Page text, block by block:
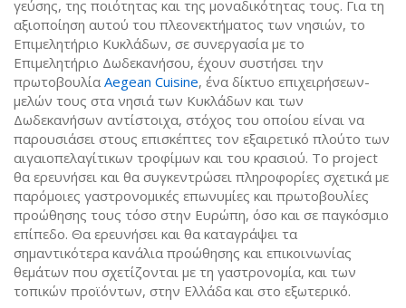
γεύσης, της ποιότητας και της μοναδικότητας τους. Για τη
αξιοποίηση αυτού του πλεονεκτήματος των νησιών, το
Επιμελητήριο Κυκλάδων, σε συνεργασία με το
Επιμελητήριο Δωδεκανήσου, έχουν συστήσει την
πρωτοβουλία Aegean Cuisine, ένα δίκτυο επιχειρήσεων-
μελών τους στα νησιά των Κυκλάδων και των
Δωδεκανήσων αντίστοιχα, στόχος του οποίου είναι να
παρουσιάσει στους επισκέπτες τον εξαιρετικό πλούτο των
αιγαιοπελαγίτικων τροφίμων και του κρασιού. Το project
θα ερευνήσει και θα συγκεντρώσει πληροφορίες σχετικά με
παρόμοιες γαστρονομικές επωνυμίες και πρωτοβουλίες
προώθησης τους τόσο στην Ευρώπη, όσο και σε παγκόσμιο
επίπεδο. Θα ερευνήσει και θα καταγράψει τα
σημαντικότερα κανάλια προώθησης και επικοινωνίας
θεμάτων που σχετίζονται με τη γαστρονομία, και των
τοπικών προϊόντων, στην Ελλάδα και στο εξωτερικό.